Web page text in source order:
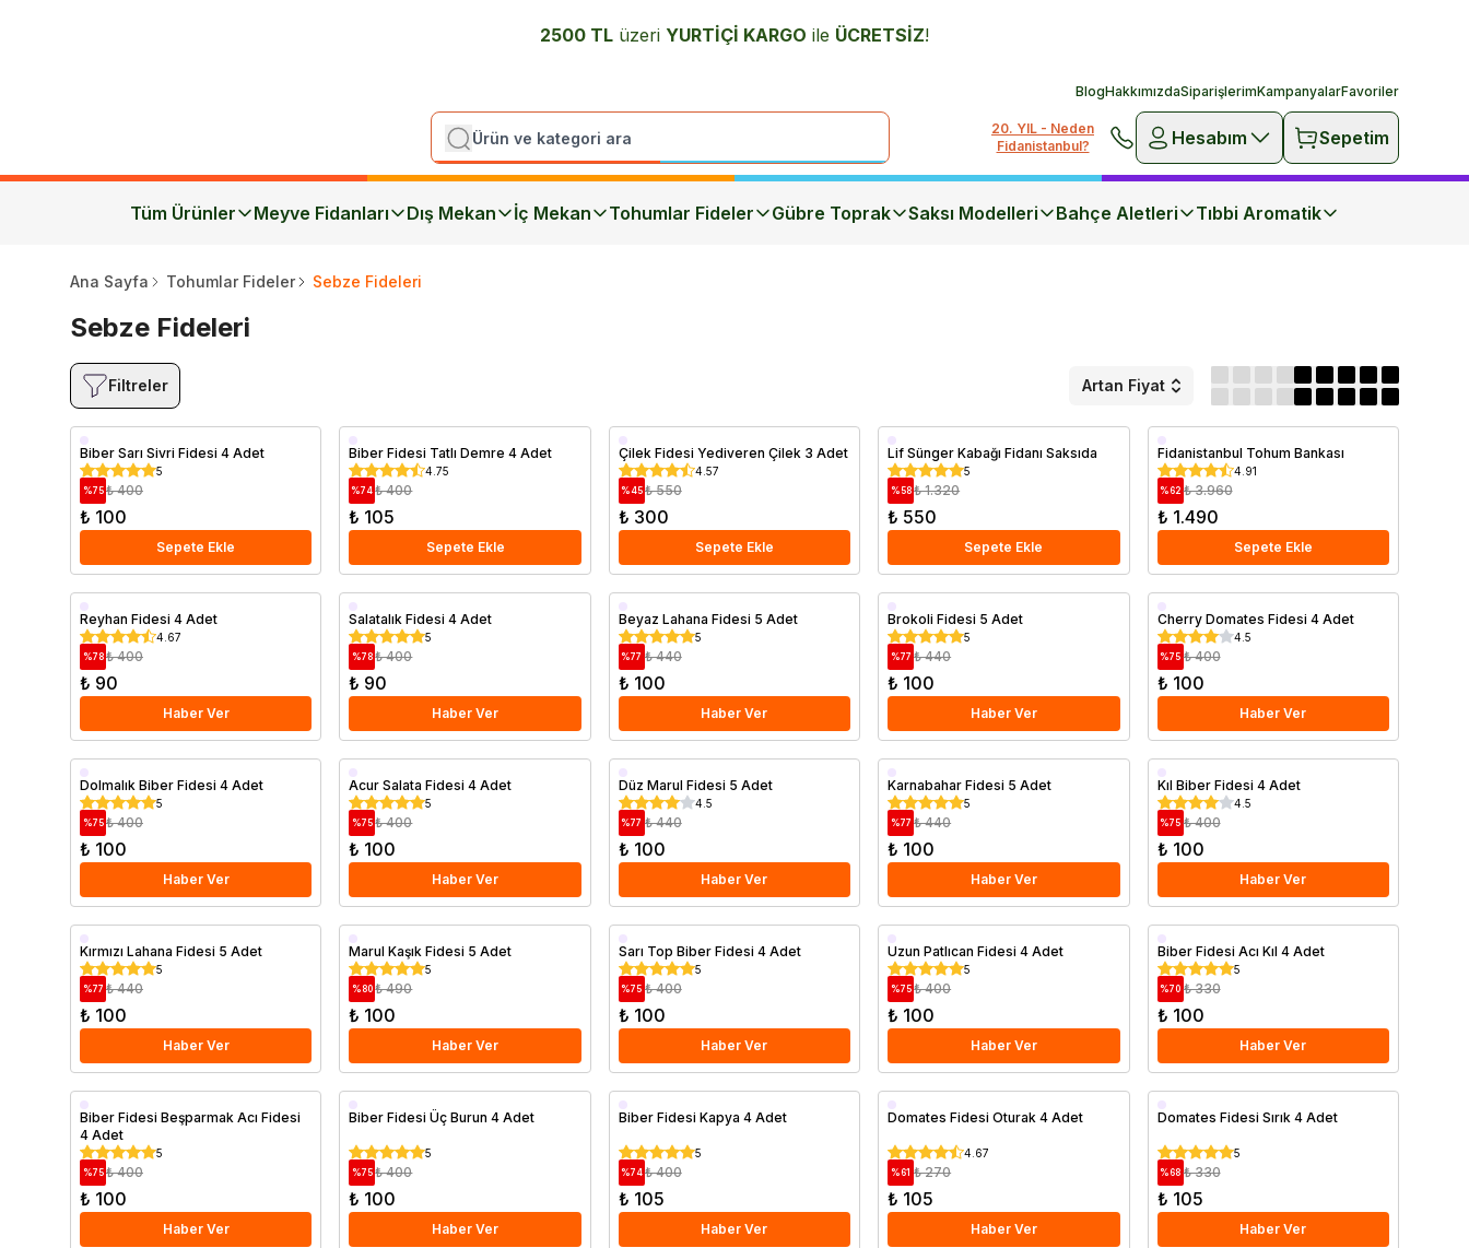
2500 TL üzeri YURTİÇİ KARGO ile ÜCRETSİZ!
BlogHakkımızdaSiparişlerimKampanyalarFavoriler
20. YIL - Neden
Fidanistanbul?
Hesabım Sepetim
Tüm Ürünler Meyve Fidanları Dış Mekan İç Mekan Tohumlar Fideler Gübre Toprak Saksı Modelleri Bahçe Aletleri Tıbbi Aromatik
Ana Sayfa Tohumlar Fideler Sebze Fideleri
Sebze Fideleri
Filtreler Artan Fiyat
Biber Sarı Sivri Fidesi 4 Adet
5
%75 ₺ 400
₺ 100
Sepete Ekle
Biber Fidesi Tatlı Demre 4 Adet
4.75
%74 ₺ 400
₺ 105
Sepete Ekle
Saksıda
Çilek Fidesi Yediveren Çilek 3 Adet
4.57
%45 ₺ 550
₺ 300
Sepete Ekle
Saksıda
Lif Sünger Kabağı Fidanı Saksıda
5
% 58 ₺ 1.320
₺ 550
Sepete Ekle
Fidanistanbul Tohum Bankası
4.91
% 62 ₺ 3.960
₺ 1.490
Sepete Ekle
Reyhan Fidesi 4 Adet
4.67
%78 ₺ 400
₺ 90
Haber Ver
Salatalık Fidesi 4 Adet
5
%78 ₺ 400
₺ 90
Haber Ver
Beyaz Lahana Fidesi 5 Adet
5
%77 ₺ 440
₺ 100
Haber Ver
Brokoli Fidesi 5 Adet
5
%77 ₺ 440
₺ 100
Haber Ver
Cherry Domates Fidesi 4 Adet
4.5
%75 ₺ 400
₺ 100
Haber Ver
Dolmalık Biber Fidesi 4 Adet
5
%75 ₺ 400
₺ 100
Haber Ver
Acur Salata Fidesi 4 Adet
5
%75 ₺ 400
₺ 100
Haber Ver
Düz Marul Fidesi 5 Adet
4.5
%77 ₺ 440
₺ 100
Haber Ver
Karnabahar Fidesi 5 Adet
5
%77 ₺ 440
₺ 100
Haber Ver
Kıl Biber Fidesi 4 Adet
4.5
%75 ₺ 400
₺ 100
Haber Ver
Kırmızı Lahana Fidesi 5 Adet
5
%77 ₺ 440
₺ 100
Haber Ver
Marul Kaşık Fidesi 5 Adet
5
% 80 ₺ 490
₺ 100
Haber Ver
Sarı Top Biber Fidesi 4 Adet
5
%75 ₺ 400
₺ 100
Haber Ver
Uzun Patlıcan Fidesi 4 Adet
5
%75 ₺ 400
₺ 100
Haber Ver
Biber Fidesi Acı Kıl 4 Adet
5
%70 ₺ 330
₺ 100
Haber Ver
Biber Fidesi Beşparmak Acı Fidesi
4 Adet
5
%75 ₺ 400
₺ 100
Haber Ver
Biber Fidesi Üç Burun 4 Adet
5
%75 ₺ 400
₺ 100
Haber Ver
Biber Fidesi Kapya 4 Adet
5
%74 ₺ 400
₺ 105
Haber Ver
Domates Fidesi Oturak 4 Adet
4.67
% 61 ₺ 270
₺ 105
Haber Ver
Domates Fidesi Sırık 4 Adet
5
% 68 ₺ 330
₺ 105
Haber Ver